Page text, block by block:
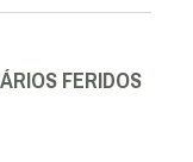
FERIDOS